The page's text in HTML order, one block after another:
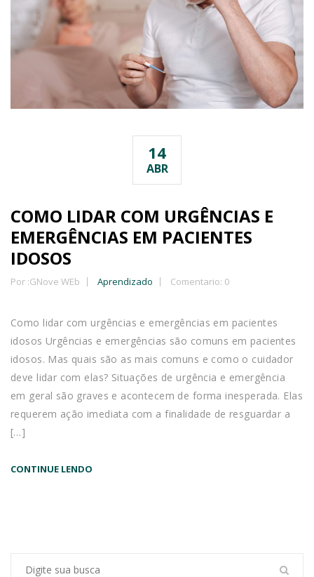
14
ABR
COMO LIDAR COM URGÊNCIAS E
EMERGÊNCIAS EM PACIENTES
IDOSOS
Por :GNove WEb Aprendizado Comentario: 0
Como lidar com urgências e emergências em pacientes
idosos Urgências e emergências são comuns em pacientes
idosos. Mas quais são as mais comuns e como o cuidador
deve lidar com elas? Situações de urgência e emergência
em geral são graves e acontecem de forma inesperada. Elas
requerem ação imediata com a finalidade de resguardar a
[…]
CONTINUE LENDO